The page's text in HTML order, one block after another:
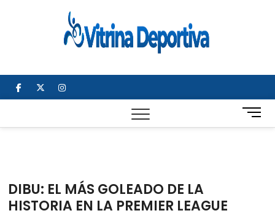
facebook
twitterinstagram
B
o
DIBU: EL MÁS GOLEADO DE LA
HISTORIA EN LA PREMIER LEAGUE